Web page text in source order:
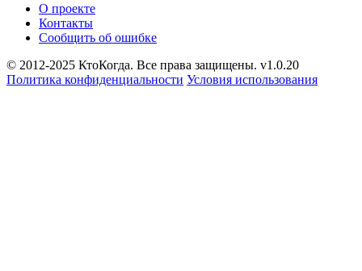
О проекте
Контакты
Сообщить об ошибке
© 2012-2025 КтоКогда. Все права защищены. v1.0.20
Политика конфиденциальности Условия использования